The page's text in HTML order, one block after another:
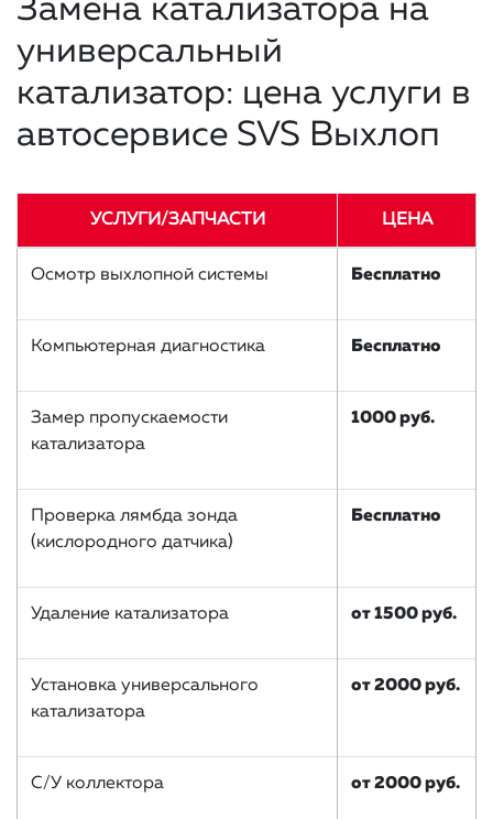
Замена катализатора на
универсальный
катализатор: цена услуги в
автосервисе SVS Выхлоп
УСЛУГИ/ЗАПЧАСТИ ЦЕНА
Осмотр выхлопной системы Бесплатно
Компьютерная диагностика Бесплатно
Замер пропускаемости
катализатора
1000 руб.
Проверка лямбда зонда
(кислородного датчика)
Бесплатно
Удаление катализатора от 1500 руб.
Установка универсального
катализатора
от 2000 руб.
С/У коллектора от 2000 руб.